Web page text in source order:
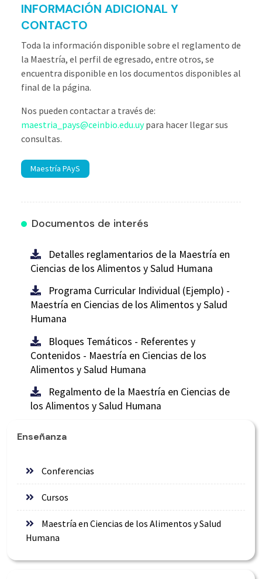
INFORMACIÓN ADICIONAL Y
CONTACTO
Toda la información disponible sobre el reglamento de
la Maestría, el perfil de egresado, entre otros, se
encuentra disponible en los documentos disponibles al
final de la página.
Nos pueden contactar a través de:
maestria_pays@ceinbio.edu.uypara hacer llegar sus
consultas.
Maestría PAyS
Documentos de interés
Detalles reglamentarios de la Maestría en
Ciencias de los Alimentos y Salud Humana
Programa Curricular Individual (Ejemplo) -
Maestría en Ciencias de los Alimentos y Salud
Humana
Bloques Temáticos - Referentes y
Contenidos - Maestría en Ciencias de los
Alimentos y Salud Humana
Regalmento de la Maestría en Ciencias de
los Alimentos y Salud Humana
Enseñanza
Conferencias
Cursos
Maestría en Ciencias de los Alimentos y Salud
Humana